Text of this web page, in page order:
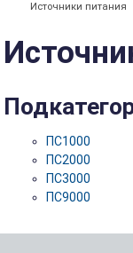
Источники питания
ПС1000
ПС2000
ПС3000
ПС9000